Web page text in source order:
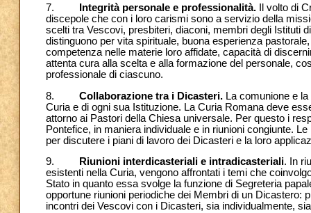
7.
Integrità personale e professionalità.
Il volto di
discepole che con i loro carismi sono a servizio della
scelti tra Vescovi, presbiteri, diaconi, membri degli Istituti
distinguono per vita spirituale, buona esperienza
competenza nelle materie loro affidate, capacità di
attenta cura alla scelta e alla formazione del personale,
professionale di ciascuno.
8. Collaborazione tra i Dicasteri. La comunione e
Curia e di ogni sua Istituzione. La Curia Romana deve
attorno ai Pastori della Chiesa universale. Per questo i
Pontefice, in maniera individuale e in riunioni congiunte.
per discutere i piani di lavoro dei Dicasteri e la loro
9.
Riunioni interdicasteriali e intradicasteriali. In
esistenti nella Curia, vengono affrontati i temi che
Stato in quanto essa svolge la funzione di Segreteria
opportune riunioni periodiche dei Membri di un Dicastero:
incontri dei Vescovi con i Dicasteri, sia individualmente,